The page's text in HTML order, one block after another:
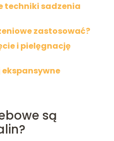
techniki sadzenia
zastosować?
i pielęgnację
są